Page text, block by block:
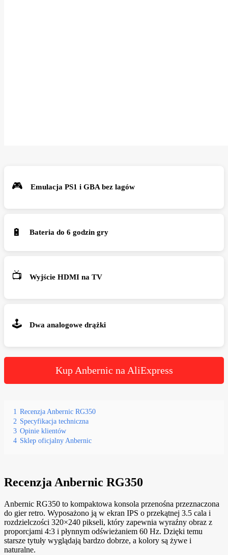
🎮 Emulacja PS1 i GBA bez lagów
🔋 Bateria do 6 godzin gry
📺 Wyjście HDMI na TV
🕹️ Dwa analogowe drążki
Kup Anbernic na AliExpress
1 Recenzja Anbernic RG350
2 Specyfikacja techniczna
3 Opinie klientów
4 Sklep oficjalny Anbernic
Recenzja Anbernic RG350
Anbernic RG350 to kompaktowa konsola przenośna przeznaczona
do gier retro. Wyposażono ją w ekran IPS o przekątnej 3.5 cala i
rozdzielczości 320×240 pikseli, który zapewnia wyraźny obraz z
proporcjami 4:3 i płynnym odświeżaniem 60 Hz. Dzięki temu
starsze tytuły wyglądają bardzo dobrze, a kolory są żywe i
naturalne.